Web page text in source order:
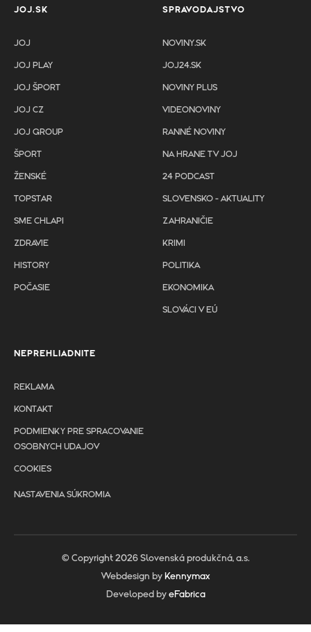
JOJ.SK
JOJ
JOJ PLAY
JOJ ŠPORT
JOJ CZ
JOJ GROUP
ŠPORT
ŽENSKÉ
TOPSTAR
SME CHLAPI
ZDRAVIE
HISTORY
POČASIE
SPRAVODAJSTVO
NOVINY.SK
JOJ24.SK
NOVINY PLUS
VIDEONOVINY
RANNÉ NOVINY
NA HRANE TV JOJ
24 PODCAST
SLOVENSKO - AKTUALITY
ZAHRANIČIE
KRIMI
POLITIKA
EKONOMIKA
SLOVÁCI V EÚ
NEPREHLIADNITE
REKLAMA
KONTAKT
PODMIENKY PRE SPRACOVANIE
OSOBNYCH UDAJOV
COOKIES
NASTAVENIA SÚKROMIA
© Copyright 2026 Slovenská produkčná, a.s.
Webdesign by Kennymax
Developed by eFabrica